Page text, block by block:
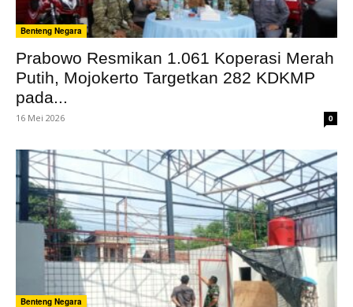
Benteng Negara
Prabowo Resmikan 1.061 Koperasi Merah
Putih, Mojokerto Targetkan 282 KDKMP
pada...
16 Mei 2026 0
Benteng Negara